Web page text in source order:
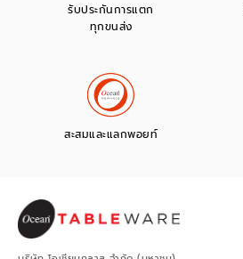
รับประกันการแตก
ทุกขนส่ง
สะสมและแลกพอยท์